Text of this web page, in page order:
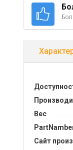
Вес
Сайт